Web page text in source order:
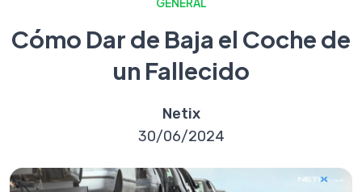
GENERAL
Cómo Dar de Baja el Coche de
un Fallecido
Netix
30/06/2024